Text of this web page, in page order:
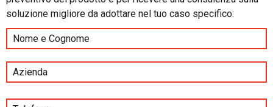
soluzione migliore da adottare nel tuo caso specifico: